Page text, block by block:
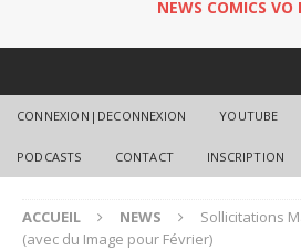
NEWS COMICS VO
CONNEXION|DECONNEXION YOUTUBE
PODCASTS CONTACT INSCRIPTION
ACCUEIL NEWS
Sollicitations
(avec du Image pour Février)